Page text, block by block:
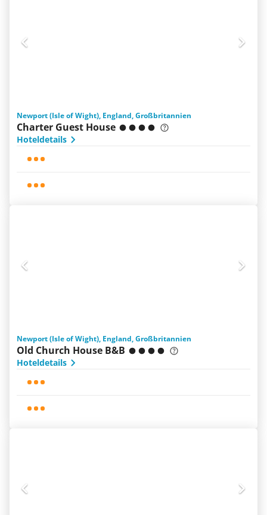
Newport (Isle of Wight), England, Großbritannien
Charter Guest House
Hoteldetails
Newport (Isle of Wight), England, Großbritannien
Old Church House B&B
Hoteldetails